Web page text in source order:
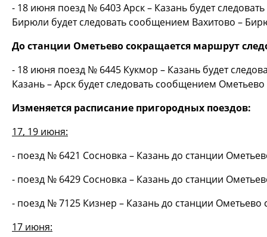
- 18 июня поезд № 6403 Арск – Казань будет
Бирюли будет следовать сообщением Вахитово –
До станции Ометьево сокращается маршрут
- 18 июня поезд № 6445 Кукмор – Казань будет
Казань – Арск будет следовать сообщением
Изменяется расписание пригородных поездов:
17, 19 июня:
- поезд № 6421 Сосновка – Казань до станции
- поезд № 6429 Сосновка – Казань до станции
- поезд № 7125 Кизнер – Казань до станции
17 июня: